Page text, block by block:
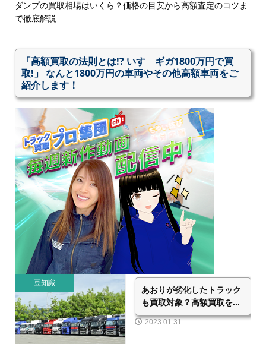
豆知識
あおりが劣化したトラック
も買取対象？高額買取を...
2023.01.31
ダンプの買取相場はいくら？価格の目安から高額査定のコツま
で徹底解説
「高額買取の法則とは!? いすゞギガ1800万円で買
取!」 なんと1800万円の車両やその他高額車両をご
紹介します！